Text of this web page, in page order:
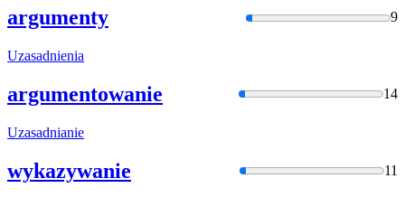
argumenty 9
Uzasadnienia
argumentowanie 14
Uzasadnianie
wykazywanie 11